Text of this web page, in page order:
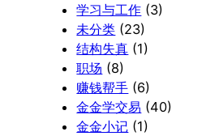
学习与工作 (3)
未分类 (23)
结构失真 (1)
职场 (8)
赚钱帮手 (6)
金金学交易 (40)
金金小记 (1)